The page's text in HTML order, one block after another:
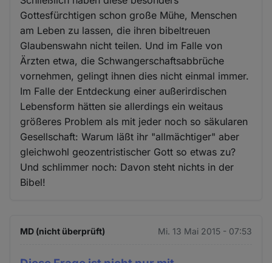
Gottesfürchtigen schon große Mühe, Menschen
am Leben zu lassen, die ihren bibeltreuen
Glaubenswahn nicht teilen. Und im Falle von
Ärzten etwa, die Schwangerschaftsabbrüche
vornehmen, gelingt ihnen dies nicht einmal immer.
Im Falle der Entdeckung einer außerirdischen
Lebensform hätten sie allerdings ein weitaus
größeres Problem als mit jeder noch so säkularen
Gesellschaft: Warum läßt ihr "allmächtiger" aber
gleichwohl geozentristischer Gott so etwas zu?
Und schlimmer noch: Davon steht nichts in der
Bibel!
MD (nicht überprüft) Mi. 13 Mai 2015 - 07:53